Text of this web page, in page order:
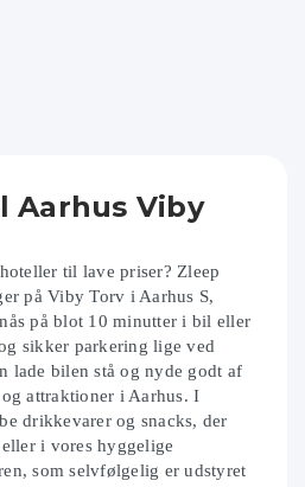
Aarhus Viby
til lave priser? Zleep
på Viby Torv i Aarhus S,
på blot 10 minutter i bil eller
sikker parkering lige ved
lade bilen stå og nyde godt af
attraktioner i Aarhus. I
drikkevarer og snacks, der
i vores hyggelige
som selvfølgelig er udstyret